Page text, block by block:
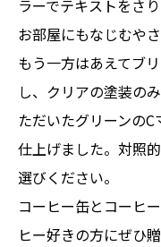
ラーでテキストをさ
お部屋にもなじむや
もう一方はあえてブ
し、クリアの塗装の
ただいたグリーンの
仕上げました。対照
選びください。
コーヒー缶とコーヒ
ヒー好きの方にぜひ